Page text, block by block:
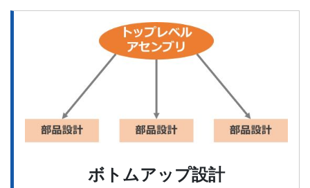
ボトムアップ設計